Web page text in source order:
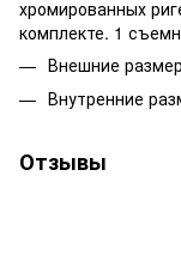
хромированных
комплекте. 1
Внешние
Внутренние
Отзывы